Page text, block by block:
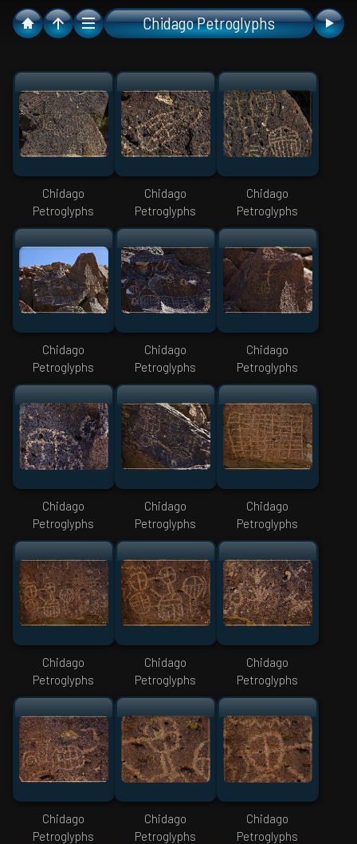
Chidago Petroglyphs
Chidago
Petroglyphs
Chidago
Petroglyphs
Chidago
Petroglyphs
Chidago
Petroglyphs
Chidago
Petroglyphs
Chidago
Petroglyphs
Chidago
Petroglyphs
Chidago
Petroglyphs
Chidago
Petroglyphs
Chidago
Petroglyphs
Chidago
Petroglyphs
Chidago
Petroglyphs
Chidago
Petroglyphs
Chidago
Petroglyphs
Chidago
Petroglyphs